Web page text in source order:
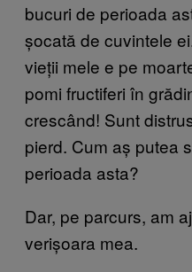
bucuri de perioada
șocată de cuvintele
vieții mele e pe
pomi fructiferi în
crescând! Sunt
pierd. Cum aș putea
perioada asta?
Dar, pe parcurs, am
verișoara mea.